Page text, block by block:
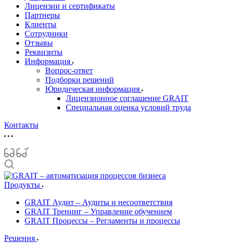
Лицензии и сертификаты
Партнеры
Клиенты
Сотрудники
Отзывы
Реквизиты
Информация
Вопрос-ответ
Подборки решений
Юридическая информация
Лицензионное соглашение GRAIT
Специальная оценка условий труда
Контакты
Продукты
GRAIT Аудит – Аудиты и несоответствия
GRAIT Тренинг – Управление обучением
GRAIT Процессы – Регламенты и процессы
Решения